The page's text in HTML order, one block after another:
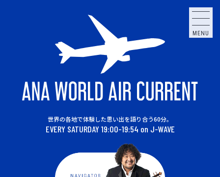
MENU
世界の各地で体験した思い出を語り合う60分。
EVERY SATURDAY 19:00-19:54 on J-WAVE